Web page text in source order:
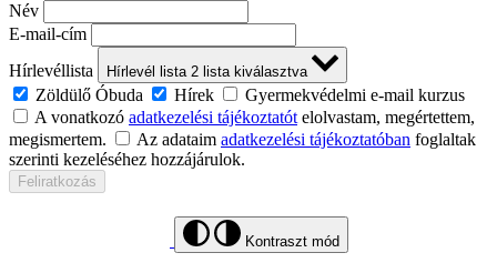
Név
E-mail-cím
Hírlevéllista
Hírlevél lista 2 lista kiválasztva
Zöldülő Óbuda Hírek
Gyermekvédelmi e-mail kurzus
A vonatkozó adatkezelési tájékoztatótelolvastam, megértettem,
megismertem.
Az adataim adatkezelési tájékoztatóban foglaltak
szerinti kezeléséhez hozzájárulok.
Feliratkozás
Kontraszt mód